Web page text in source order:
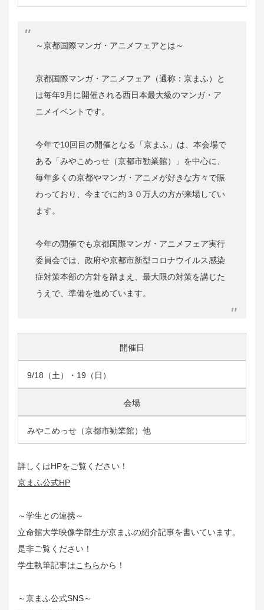
～京都国際マンガ・アニメフェアとは～
京都国際マンガ・アニメフェア（通称：京まふ）と
は毎年9月に開催される西日本最大級のマンガ・ア
ニメイベントです。
今年で10回目の開催となる「京まふ」は、本会場で
ある「みやこめっせ（京都市勧業館）」を中心に、
毎年多くの京都やマンガ・アニメが好きな方々で賑
わっており、今までに約３０万人の方が来場してい
ます。
今年の開催でも京都国際マンガ・アニメフェア実行
委員会では、政府や京都市新型コロナウイルス感染
症対策本部の方針を踏まえ、最大限の対策を講じた
うえで、準備を進めています。
開催日
9/18（土）・19（日）
会場
みやこめっせ（京都市勧業館）他
詳しくはHPをご覧ください！
京まふ公式HP
～学生との連携～
立命館大学映像学部生が京まふの紹介記事を書いています。
是非ご覧ください！
学生執筆記事はこちらから！
～京まふ公式SNS～